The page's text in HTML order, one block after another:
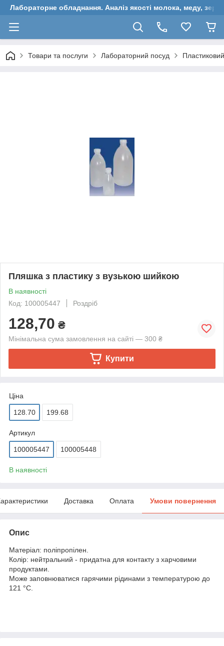
Лабораторне обладнання. Аналіз якості молока, меду, зерна
Товари та послуги Лабораторний посуд
Пляшка з пластику з вузькою шийкою
В наявності
Код: 100005447
Роздріб
128,70 ₴
Мінімальна сума замовлення на сайті — 300 ₴
Купити
Ціна
128.70 199.68
Артикул
100005447 100005448
В наявності
Доставка Оплата Умови повернення
Опис
Матеріал: поліпропілен.
Колір: нейтральний - придатна для контакту з харчовими
продуктами.
Може заповнюватися гарячими рідинами з температурою до
121 °C.